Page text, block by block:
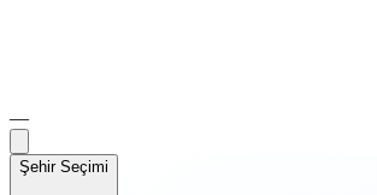
—
Şehir Seçimi